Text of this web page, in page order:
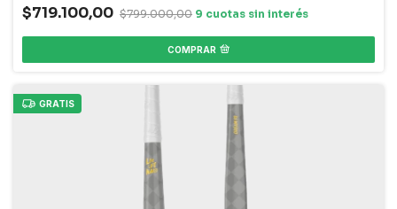
$719.100,00 $799.000,00
COMPRAR
GRATIS